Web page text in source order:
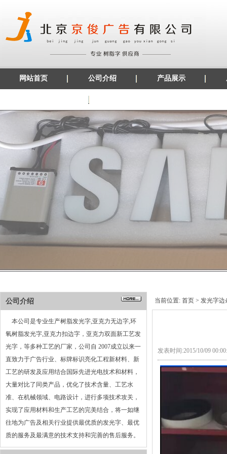
网站首页 公司介绍 产品展示
公司介绍
本公司是专业生产树脂发光字,亚克力无边字,环
氧树脂发光字,亚克力扣边字，亚克力双面新工艺发
光字，等多种工艺的厂家，公司自 2007成立以来一
直致力于广告行业、标牌标识亮化工程新材料、新
工艺的研发及应用结合国际先进光电技术和材料，
大量对比了同类产品，优化了技术含量、工艺水
准、在机械领域、电路设计，进行多项技术攻关，
实现了应用材料和生产工艺的完美结合，将一如继
往地为广告及相关行业提供最优质的发光字、最优
质的服务及最满意的技术支持和完善的售后服务。
当前位置: 首页 > 发光字边
发表时间:2015/10/09